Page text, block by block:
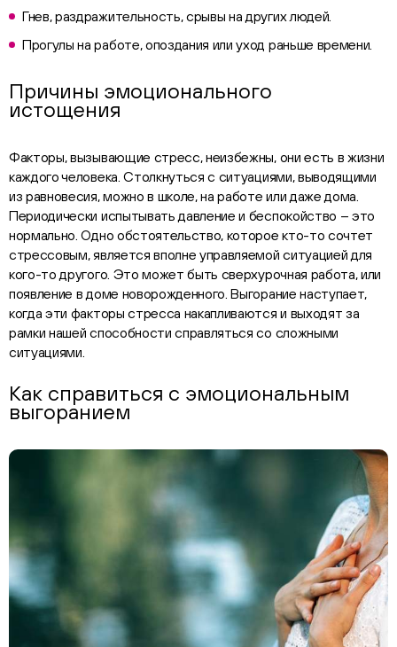
Гнев, раздражительность, срывы на других людей.
Прогулы на работе, опоздания или уход раньше времени.
Причины эмоционального
истощения
Факторы, вызывающие стресс, неизбежны, они есть в жизни
каждого человека. Столкнуться с ситуациями, выводящими
из равновесия, можно в школе, на работе или даже дома.
Периодически испытывать давление и беспокойство – это
нормально. Одно обстоятельство, которое кто-то сочтет
стрессовым, является вполне управляемой ситуацией для
кого-то другого. Это может быть сверхурочная работа, или
появление в доме новорожденного. Выгорание наступает,
когда эти факторы стресса накапливаются и выходят за
рамки нашей способности справляться со сложными
ситуациями.
Как справиться с эмоциональным
выгоранием